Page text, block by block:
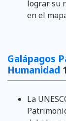
lograr su
en el
Galápagos
Humanidad
La